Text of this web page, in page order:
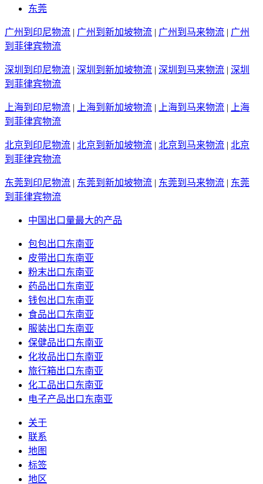
东莞
广州到印尼物流 | 广州到新加坡物流 | 广州到马来物流 | 广州
到菲律宾物流
深圳到印尼物流 | 深圳到新加坡物流 | 深圳到马来物流 | 深圳
到菲律宾物流
上海到印尼物流 | 上海到新加坡物流 | 上海到马来物流 |
上海
到菲律宾物流
北京到印尼物流 | 北京到新加坡物流 | 北京到马来物流 | 北京
到菲律宾物流
东莞到印尼物流 | 东莞到新加坡物流 | 东莞到马来物流 | 东莞
到菲律宾物流
中国出口量最大的产品
包包出口东南亚
皮带出口东南亚
粉末出口东南亚
药品出口东南亚
钱包出口东南亚
食品出口东南亚
服装出口东南亚
保健品出口东南亚
化妆品出口东南亚
旅行箱出口东南亚
化工品出口东南亚
电子产品出口东南亚
关于
联系
地图
标签
地区